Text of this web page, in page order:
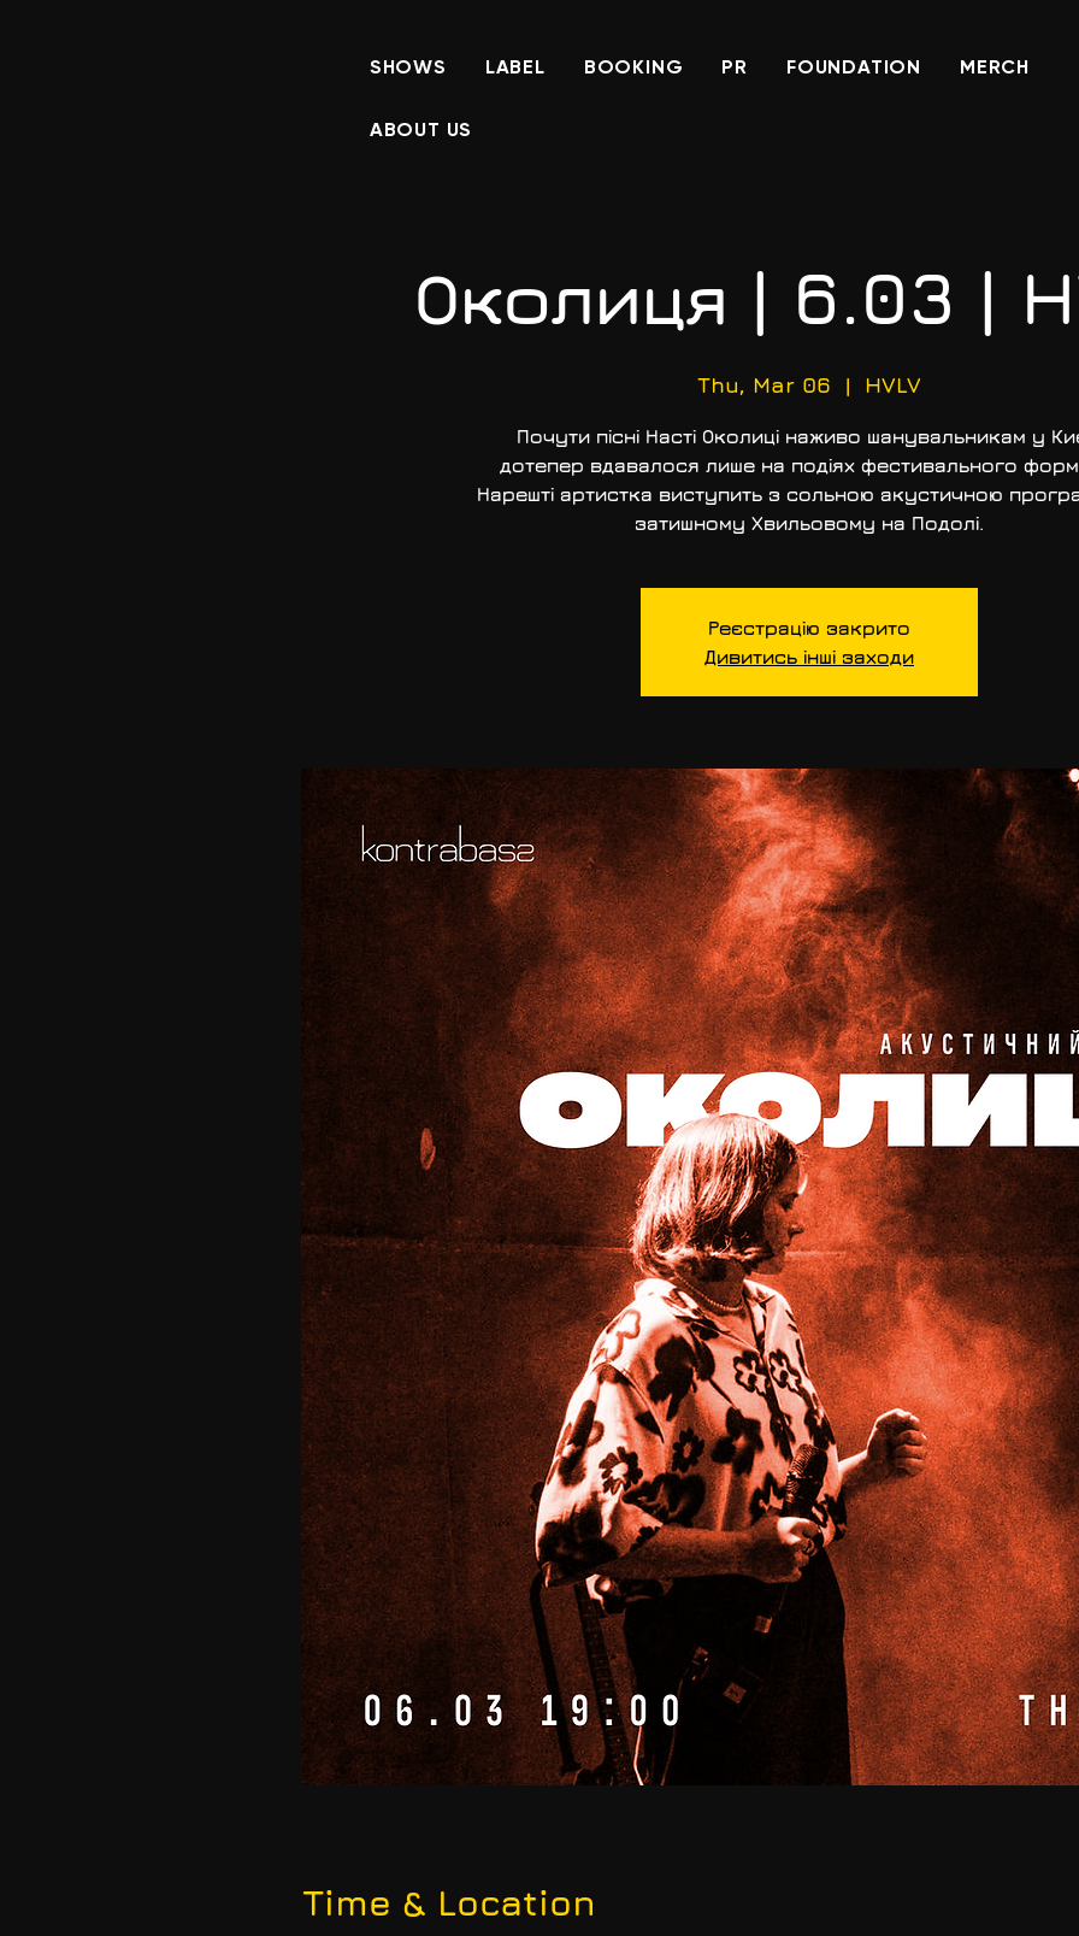
SHOWS LABEL BOOKING PR FOUNDATION MERCH
ABOUT US
Околиця | 6.03 |
Thu, Mar 06
  |
HVLV
Почути пісні Насті Околиці наживо шанувальникам у
дотепер вдавалося лише на подіях фестивального
Нарешті артистка виступить з сольною акустичною
затишному Хвильовому на Подолі.
Реєстрацію закрито
Дивитись інші заходи
Time & Location